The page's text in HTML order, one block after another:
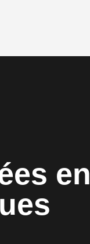
en